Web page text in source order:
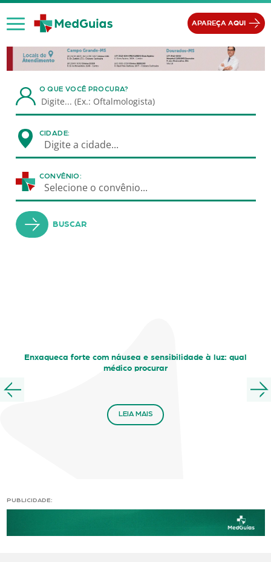
Ir para o conteúdo
APAREÇA AQUI
O QUE VOCÊ PROCURA?
CIDADE:
Digite a cidade...
CONVÊNIO:
Selecione o convênio...
BUSCAR
Enxaqueca forte com náusea e sensibilidade à luz: qual
médico procurar
LEIA MAIS
PUBLICIDADE: